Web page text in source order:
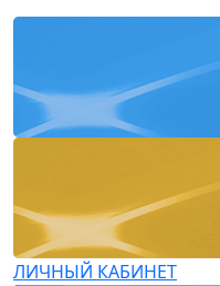
ЛИЧНЫЙ КАБИНЕТ